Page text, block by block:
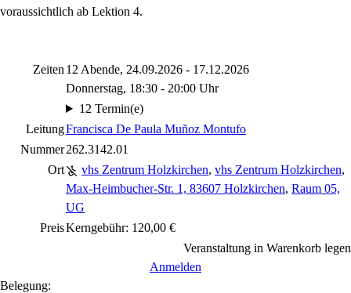
voraussichtlich ab Lektion 4.
Zeiten 12 Abende, 24.09.2026 - 17.12.2026
Donnerstag, 18:30 - 20:00 Uhr
12 Termin(e)
LeitungFrancisca De Paula Muñoz Montufo
Nummer262.3142.01
Ort
vhs Zentrum Holzkirchen, vhs Zentrum Holzkirchen,
Max-Heimbucher-Str. 1, 83607 Holzkirchen, Raum 05,
UG
PreisKerngebühr: 120,00 €
Veranstaltung in Warenkorb legen
Anmelden
Belegung: